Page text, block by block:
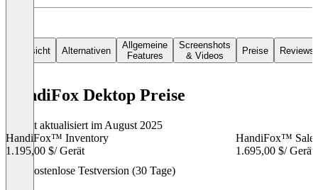
Übersicht Alternativen
Allgemeine
Features
Screenshots
& Videos
Preise Reviews
HandiFox Dektop Preise
Zuletzt aktualisiert im August 2025
HandiFox™ Inventory
1.195,00 $/ Gerät
HandiFox™ Sales
1.695,00 $/ Gerät
Kostenlose Testversion (30 Tage)